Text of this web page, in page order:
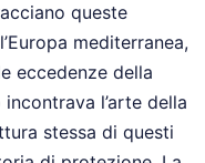
queste
mediterranea,
eccedenze della
l’arte della
stessa di questi